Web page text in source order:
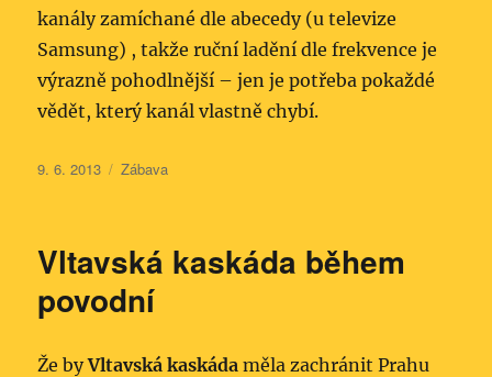
kanály zamíchané dle abecedy (u televize
Samsung) , takže ruční ladění dle frekvence je
výrazně pohodlnější – jen je potřeba pokaždé
vědět, který kanál vlastně chybí.
Publikováno:
9. 6. 2013 Rubriky:
Zábava
Vltavská kaskáda během
povodní
Že byVltavská kaskáda měla zachránit Prahu